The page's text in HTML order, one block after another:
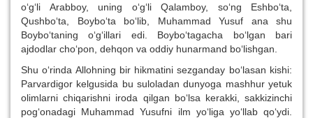
o‘g‘li Arabboy, uning o‘g‘li Qalamboy, so‘ng Eshbo‘ta,
Qushbo‘ta, Boybo‘ta bo‘lib, Muhammad Yusuf ana shu
Boybo‘taning o‘g‘illari edi. Boybo‘tagacha bo‘lgan bari
ajdodlar cho‘pon, dehqon va oddiy hunarmand bo‘lishgan.
Shu o‘rinda Allohning bir hikmatini sezganday bo‘lasan kishi:
Parvardigor kelgusida bu suloladan dunyoga mashhur yetuk
olimlarni chiqarishni iroda qilgan bo‘lsa kerakki, sakkizinchi
pog‘onadagi Muhammad Yusufni ilm yo‘liga yo‘llab qo‘ydi.